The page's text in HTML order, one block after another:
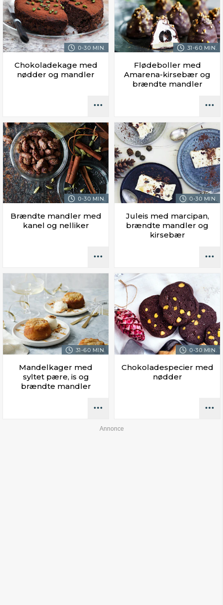
0-30 MIN.
Chokoladekage med
nødder og mandler
31-60 MIN.
Flødeboller med
Amarena-kirsebær og
brændte mandler
0-30 MIN.
Brændte mandler med
kanel og nelliker
0-30 MIN.
Juleis med marcipan,
brændte mandler og
kirsebær
31-60 MIN.
Mandelkager med
syltet pære, is og
brændte mandler
0-30 MIN.
Chokoladespecier med
nødder